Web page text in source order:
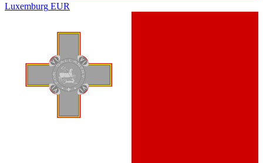
Luxemburg EUR